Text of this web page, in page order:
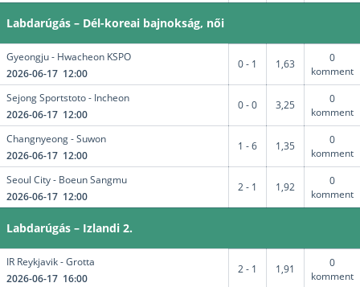
Labdarúgás – Dél-koreai bajnokság, női
Gyeongju - Hwacheon KSPO
2026-06-17 12:00
0 - 1 1,63
0
komment
Sejong Sportstoto - Incheon
2026-06-17 12:00
0 - 0 3,25
0
komment
Changnyeong - Suwon
2026-06-17 12:00
1 - 6 1,35
0
komment
Seoul City - Boeun Sangmu
2026-06-17 12:00
2 - 1 1,92
0
komment
Labdarúgás – Izlandi 2.
IR Reykjavik - Grotta
2026-06-17 16:00
2 - 1 1,91
0
komment